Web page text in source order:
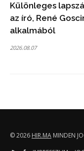
Különleges
az író, René
alkalmából
2026.08.07
© 2026 HIR.MA MINDEN